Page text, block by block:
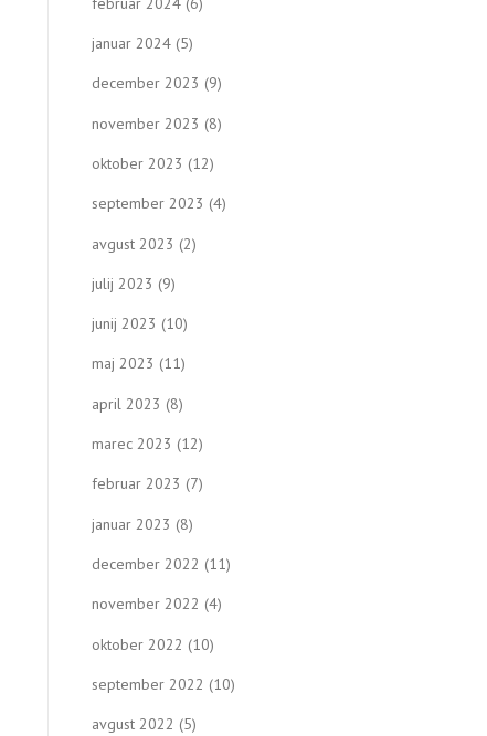
januar 2024 (5)
december 2023 (9)
november 2023 (8)
oktober 2023 (12)
september 2023 (4)
avgust 2023 (2)
julij 2023 (9)
junij 2023 (10)
maj 2023 (11)
april 2023 (8)
marec 2023 (12)
februar 2023 (7)
januar 2023 (8)
december 2022 (11)
november 2022 (4)
oktober 2022 (10)
september 2022 (10)
avgust 2022 (5)